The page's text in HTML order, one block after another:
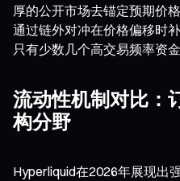
厚的公开市场去锚定预期价
通过链外对冲在价格偏移时
只有少数几个高交易频率资金
流动性机制对比：
构分野
Hyperliquid在2026年展现出